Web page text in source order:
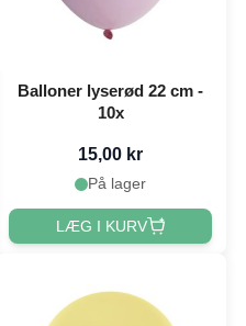
Balloner lyserød 22 cm -
10x
15,00 kr
På lager
LÆG I KURV